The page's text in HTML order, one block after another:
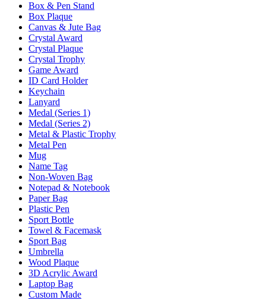
Box & Pen Stand
Box Plaque
Canvas & Jute Bag
Crystal Award
Crystal Plaque
Crystal Trophy
Game Award
ID Card Holder
Keychain
Lanyard
Medal (Series 1)
Medal (Series 2)
Metal & Plastic Trophy
Metal Pen
Mug
Name Tag
Non-Woven Bag
Notepad & Notebook
Paper Bag
Plastic Pen
Sport Bottle
Towel & Facemask
Sport Bag
Umbrella
Wood Plaque
3D Acrylic Award
Laptop Bag
Custom Made